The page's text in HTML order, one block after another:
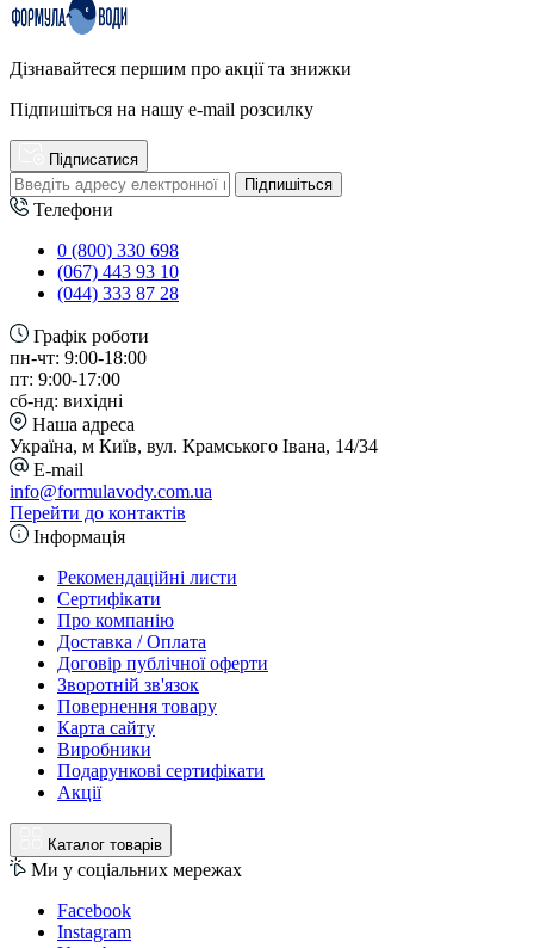
Дізнавайтеся першим про акції та знижки
Підпишіться на нашу e-mail розсилку
Підписатися
Підпишіться
Телефони
0 (800) 330 698
(067) 443 93 10
(044) 333 87 28
Графік роботи
пн-чт: 9:00-18:00
пт: 9:00-17:00
сб-нд: вихідні
Наша адреса
Україна, м Київ, вул. Крамського Івана, 14/34
E-mail
info@formulavody.com.ua
Перейти до контактів
Інформація
Рекомендаційні листи
Сертифікати
Про компанію
Доставка / Оплата
Договір публічної оферти
Зворотній зв'язок
Повернення товару
Карта сайту
Виробники
Подарункові сертифікати
Акції
Каталог товарів
Ми у соціальних мережах
Facebook
Instagram